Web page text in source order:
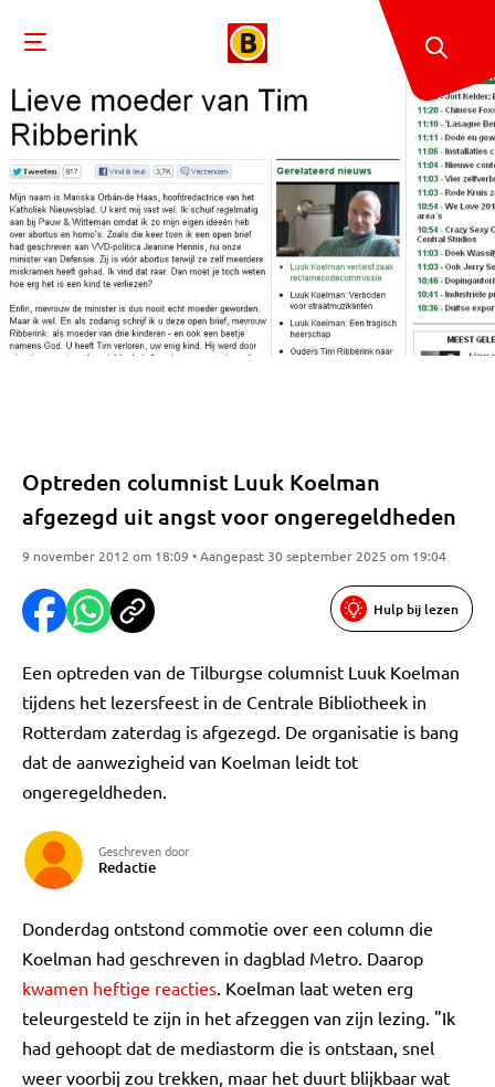
Optreden columnist Luuk Koelman
afgezegd uit angst voor ongeregeldheden
9 november 2012 om 18:09 • Aangepast 30 september 2025 om 19:04
Hulp bij lezen
Een optreden van de Tilburgse columnist Luuk Koelman
tijdens het lezersfeest in de Centrale Bibliotheek in
Rotterdam zaterdag is afgezegd. De organisatie is bang
dat de aanwezigheid van Koelman leidt tot
ongeregeldheden.
Geschreven door
Redactie
Donderdag ontstond commotie over een column die
Koelman had geschreven in dagblad Metro. Daarop
kwamen heftige reacties. Koelman laat weten erg
teleurgesteld te zijn in het afzeggen van zijn lezing. "Ik
had gehoopt dat de mediastorm die is ontstaan, snel
weer voorbij zou trekken, maar het duurt blijkbaar wat